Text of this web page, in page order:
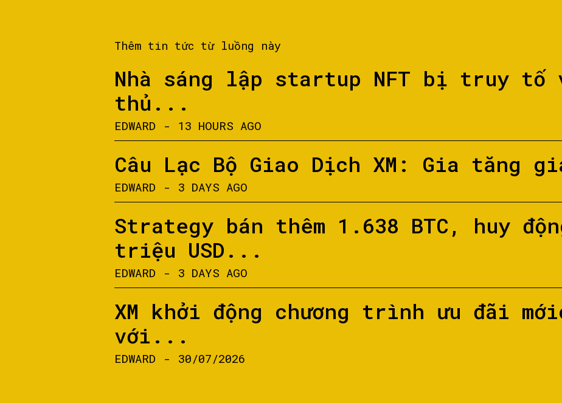
Thêm tin tức từ luồng này
Nhà sáng lập startup NFT bị truy tố
thủ...
EDWARD - 13 HOURS AGO
Câu Lạc Bộ Giao Dịch XM: Gia
EDWARD - 3 DAYS AGO
Strategy bán thêm 1.638 BTC, huy
triệu USD...
EDWARD - 3 DAYS AGO
XM khởi động chương trình ưu đãi
với...
EDWARD - 30/07/2026